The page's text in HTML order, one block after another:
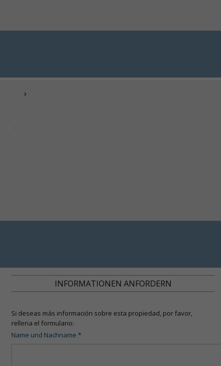
INFORMATIONEN ANFORDERN
Si deseas más información sobre esta propiedad, por favor,
rellena el formulario:
Name und Nachname *